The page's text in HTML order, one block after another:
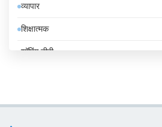
उज़्बेकिस्तान
उरुग्वे
व्यापार
शिक्षात्मक
शॉपिंग टीवी